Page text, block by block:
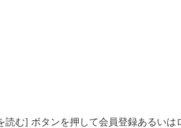
む] ボタンを押して会員登録あるいは